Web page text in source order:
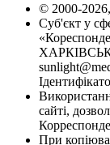
© 2000-
Суб'єкт у
сайті,
При